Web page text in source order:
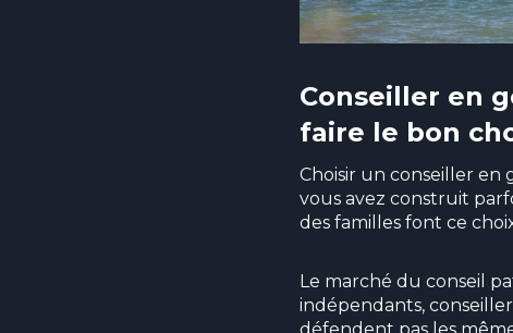
Conseiller en
faire le bon
Choisir un conseiller en
vous avez construit
des familles font ce
Le marché du conseil
indépendants,